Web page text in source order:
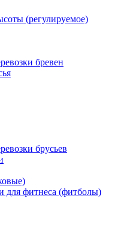
(регулируемое)
бревен
брусьев
для фитнеса (фитболы)